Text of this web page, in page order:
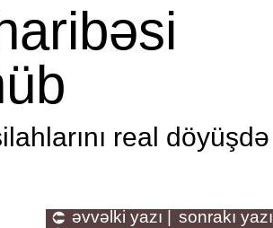
real döyüşdə
əvvəlki yazı | sonrakı yazı